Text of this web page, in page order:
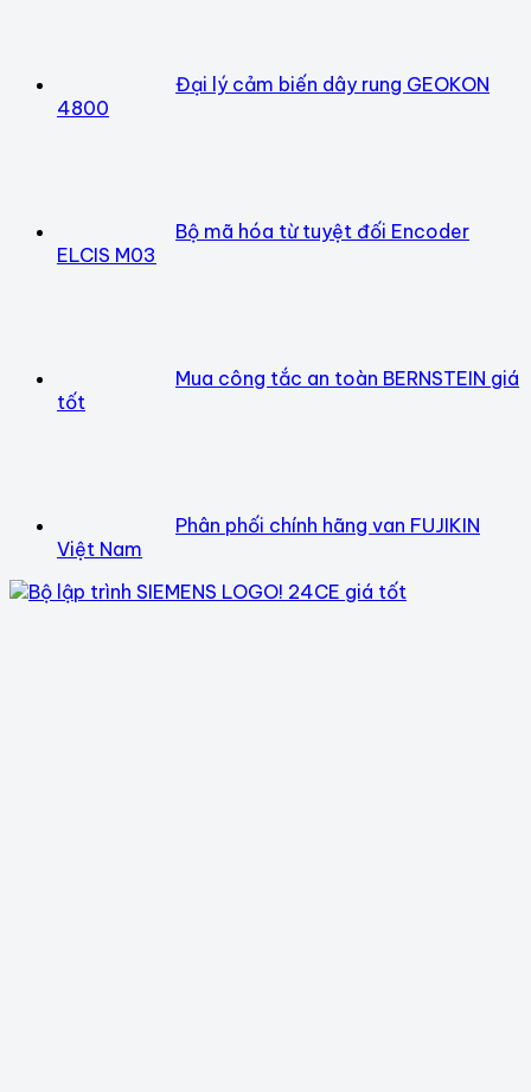
Đại lý cảm biến dây rung GEOKON
4800
Bộ mã hóa từ tuyệt đối Encoder
ELCIS M03
Mua công tắc an toàn BERNSTEIN giá
tốt
Phân phối chính hãng van FUJIKIN
Việt Nam